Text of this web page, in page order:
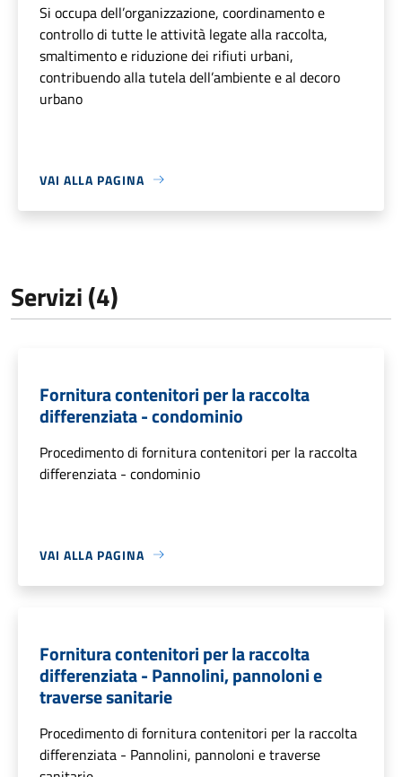
Si occupa dell’organizzazione, coordinamento e
controllo di tutte le attività legate alla raccolta,
smaltimento e riduzione dei rifiuti urbani,
contribuendo alla tutela dell’ambiente e al decoro
urbano
VAI ALLA PAGINA
Servizi (4)
Fornitura contenitori per la raccolta
differenziata - condominio
Procedimento di fornitura contenitori per la raccolta
differenziata - condominio
VAI ALLA PAGINA
Fornitura contenitori per la raccolta
differenziata - Pannolini, pannoloni e
traverse sanitarie
Procedimento di fornitura contenitori per la raccolta
differenziata - Pannolini, pannoloni e traverse